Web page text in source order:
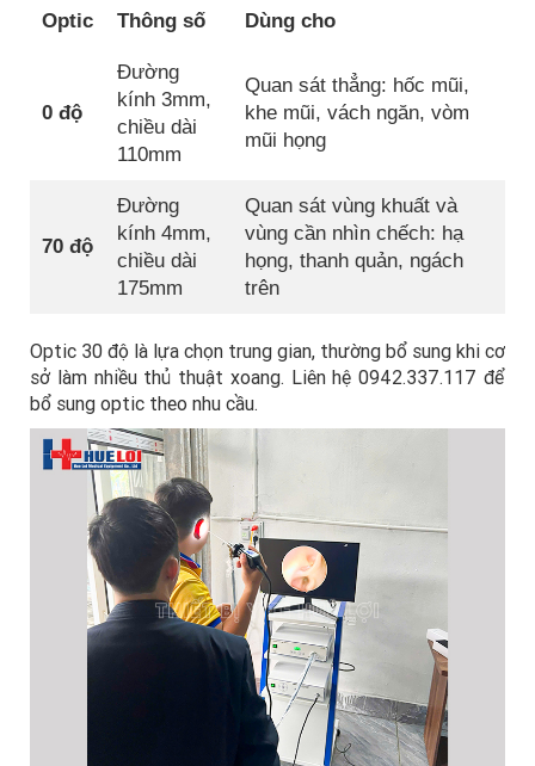
Optic Thông số Dùng cho
0 độ
Đường
kính 3mm,
chiều dài
110mm
Quan sát thẳng: hốc mũi,
khe mũi, vách ngăn, vòm
mũi họng
70 độ
Đường
kính 4mm,
chiều dài
175mm
Quan sát vùng khuất và
vùng cần nhìn chếch: hạ
họng, thanh quản, ngách
trên
Optic 30 độ là lựa chọn trung gian, thường bổ sung khi cơ
sở làm nhiều thủ thuật xoang. Liên hệ 0942.337.117 để
bổ sung optic theo nhu cầu.